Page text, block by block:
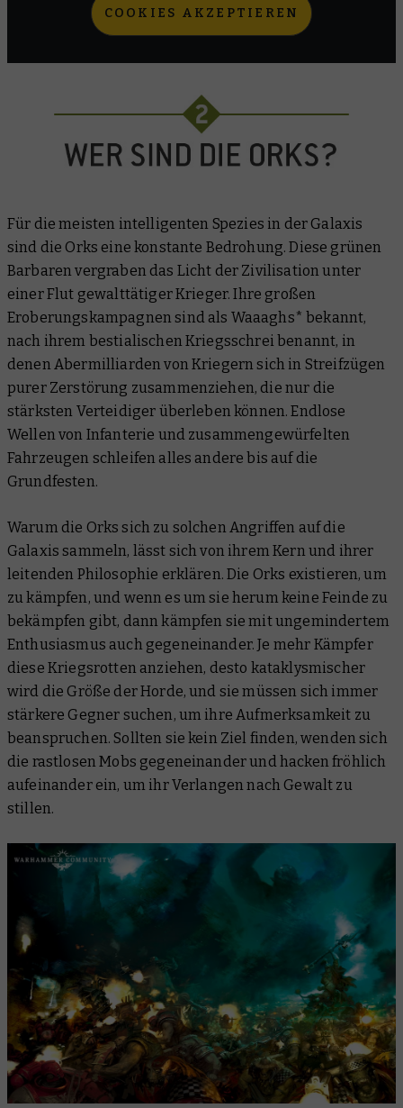
COOKIES AKZEPTIEREN
Für die meisten intelligenten Spezies in der Galaxis
sind die Orks eine konstante Bedrohung. Diese grünen
Barbaren vergraben das Licht der Zivilisation unter
einer Flut gewalttätiger Krieger. Ihre großen
Eroberungskampagnen sind als Waaaghs* bekannt,
nach ihrem bestialischen Kriegsschrei benannt, in
denen Abermilliarden von Kriegern sich in Streifzügen
purer Zerstörung zusammenziehen, die nur die
stärksten Verteidiger überleben können. Endlose
Wellen von Infanterie und zusammengewürfelten
Fahrzeugen schleifen alles andere bis auf die
Grundfesten.
Warum die Orks sich zu solchen Angriffen auf die
Galaxis sammeln, lässt sich von ihrem Kern und ihrer
leitenden Philosophie erklären. Die Orks existieren, um
zu kämpfen, und wenn es um sie herum keine Feinde zu
bekämpfen gibt, dann kämpfen sie mit ungemindertem
Enthusiasmus auch gegeneinander. Je mehr Kämpfer
diese Kriegsrotten anziehen, desto kataklysmischer
wird die Größe der Horde, und sie müssen sich immer
stärkere Gegner suchen, um ihre Aufmerksamkeit zu
beanspruchen. Sollten sie kein Ziel finden, wenden sich
die rastlosen Mobs gegeneinander und hacken fröhlich
aufeinander ein, um ihr Verlangen nach Gewalt zu
stillen.